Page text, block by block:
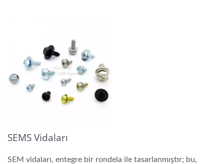
SEMS Vidaları
SEM vidaları, entegre bir rondela ile tasarlanmıştır; bu,